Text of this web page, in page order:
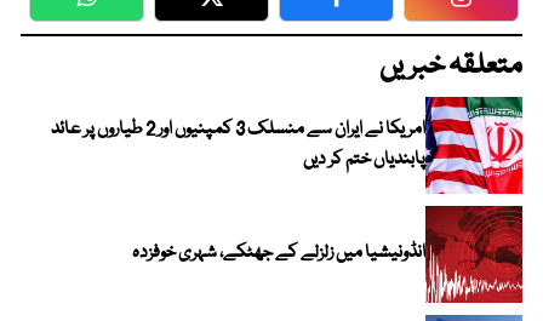
WhatsApp Twitter Facebook
متعلقہ خبریں
امریکا نے ایران سے منسلک 3 کمپنیوں اور 2 طیاروں پر عائد
پابندیاں ختم کر دیں
انڈونیشیا میں زلزلے کے جھٹکے، شہری خوفزدہ